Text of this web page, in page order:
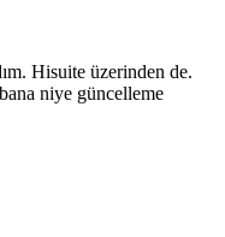
Hisuite üzerinden de.
niye güncelleme